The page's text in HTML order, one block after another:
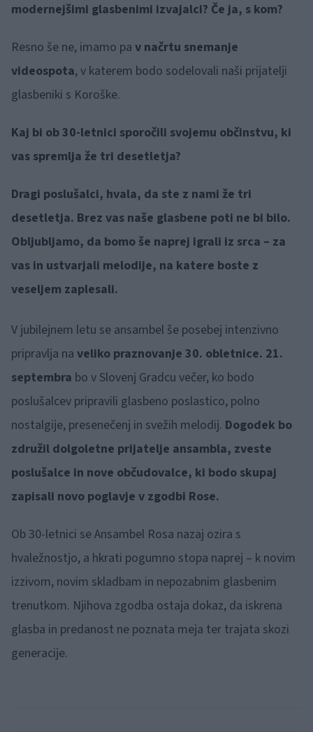
modernejšimi glasbenimi izvajalci? Če ja, s kom?
Resno še ne, imamo pa v načrtu snemanje
videospota, v katerem bodo sodelovali naši prijatelji
glasbeniki s Koroške.
Kaj bi ob 30-letnici sporočili svojemu občinstvu, ki
vas spremlja že tri desetletja?
Dragi poslušalci, hvala, da ste z nami že tri
desetletja. Brez vas naše glasbene poti ne bi bilo.
Obljubljamo, da bomo še naprej igrali iz srca – za
vas in ustvarjali melodije, na katere boste z
veseljem zaplesali.
V jubilejnem letu se ansambel še posebej intenzivno
pripravlja na veliko praznovanje 30. obletnice. 21.
septembra bo v Slovenj Gradcu večer, ko bodo
poslušalcev pripravili glasbeno poslastico, polno
nostalgije, presenečenj in svežih melodij. Dogodek bo
združil dolgoletne prijatelje ansambla, zveste
poslušalce in nove občudovalce, ki bodo skupaj
zapisali novo poglavje v zgodbi Rose.
Ob 30-letnici se Ansambel Rosa nazaj ozira s
hvaležnostjo, a hkrati pogumno stopa naprej – k novim
izzivom, novim skladbam in nepozabnim glasbenim
trenutkom. Njihova zgodba ostaja dokaz, da iskrena
glasba in predanost ne poznata meja ter trajata skozi
generacije.